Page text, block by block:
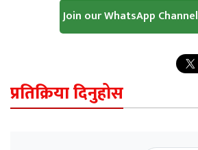
Join our WhatsApp Channel
प्रतिक्रिया दिनुहोस